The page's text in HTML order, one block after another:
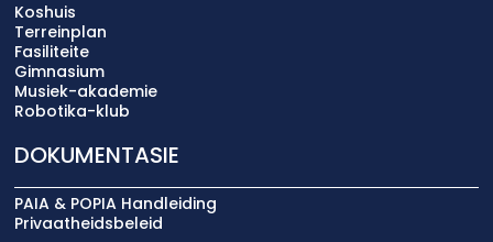
Koshuis
Terreinplan
Fasiliteite
Gimnasium
Musiek-akademie
Robotika-klub
DOKUMENTASIE
PAIA & POPIA Handleiding
Privaatheidsbeleid